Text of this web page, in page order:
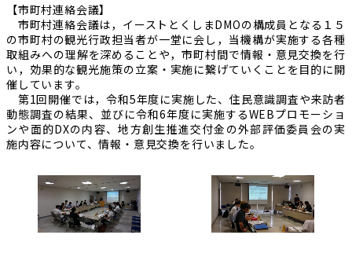
【市町村連絡会議】
市町村連絡会議は，イーストとくしまDMOの構成員となる１５
の市町村の観光行政担当者が一堂に会し，当機構が実施する各種
取組みへの理解を深めることや，市町村間で情報・意見交換を行
い，効果的な観光施策の立案・実施に繋げていくことを目的に開
催しています。
第1回開催では，令和5年度に実施した、住民意識調査や来訪者
動態調査の結果、並びに令和6年度に実施するWEBプロモーショ
ンや面的DXの内容、地方創生推進交付金の外部評価委員会の実
施内容について、情報・意見交換を行いました。